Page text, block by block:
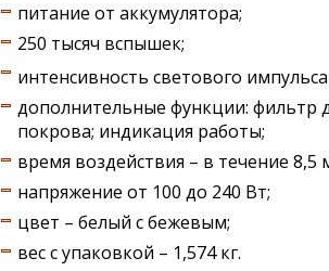
питание от аккумулятора;
250 тысяч вспышек;
интенсивность светового
дополнительные функции: фильтр
покрова; индикация работы;
время воздействия – в течение 8,5
напряжение от 100 до 240 Вт;
цвет – белый с бежевым;
вес с упаковкой – 1,574 кг.